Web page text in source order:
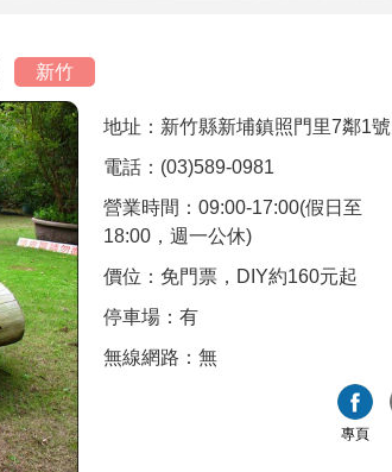
新竹
地址：新竹縣新埔鎮照門里7鄰1號
電話：(03)589-0981
營業時間：09:00-17:00(假日至
18:00，週一公休)
價位：免門票，DIY約160元起
停車場：有
無線網路：無
專頁